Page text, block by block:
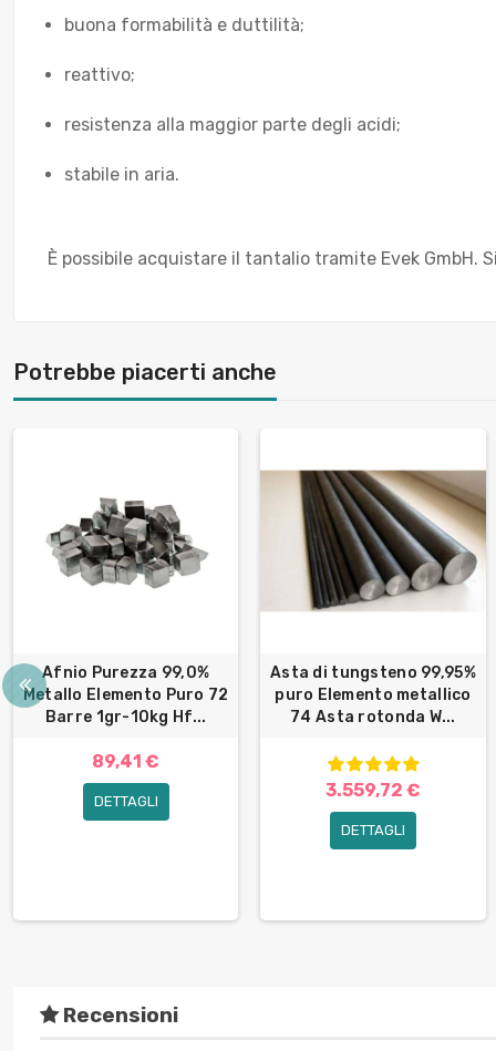
buona formabilità e duttilità;
reattivo;
resistenza alla maggior parte degli acidi;
stabile in aria.
È possibile acquistare il tantalio tramite Evek
Potrebbe piacerti anche
Afnio Purezza 99,0%
Metallo Elemento Puro 72
Barre 1gr-10kg Hf...
89,41 €
DETTAGLI
Asta di tungsteno 99,95%
puro Elemento metallico
74 Asta rotonda W...
3.559,72 €
DETTAGLI
Recensioni